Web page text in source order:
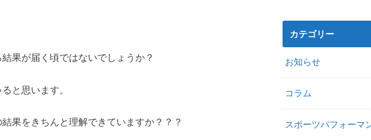
果が届く頃ではないでしょうか？
と思います。
結果をきちんと理解できていますか？？？
カテゴリー
お知らせ
コラム
スポーツパフォーマ